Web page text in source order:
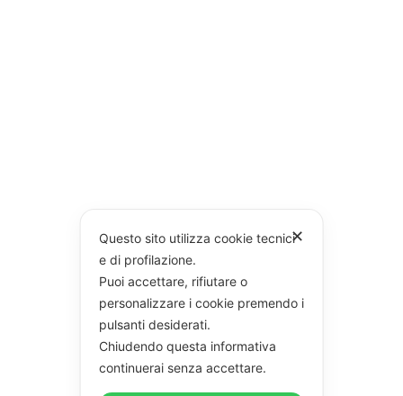
✕
Questo sito utilizza cookie tecnici
e di profilazione.
Puoi accettare, rifiutare o
personalizzare i cookie premendo i
pulsanti desiderati.
Chiudendo questa informativa
continuerai senza accettare.